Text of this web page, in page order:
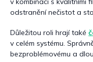
odstranění nečistot a
Důležitou roli hrají také
v celém systému.
bezproblémovému a